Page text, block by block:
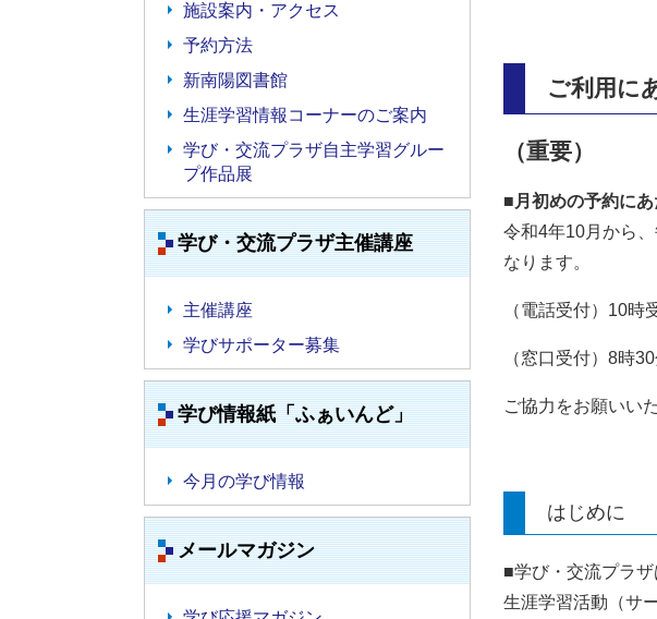
施設案内・アクセス
予約方法
新南陽図書館
生涯学習情報コーナーのご案内
学び・交流プラザ自主学習グルー
プ作品展
学び・交流プラザ主催講座
主催講座
学びサポーター募集
学び情報紙「ふぁいんど」
今月の学び情報
メールマガジン
ご利用に
（重要）
■月初めの予約に
令和4年10月から
なります。
（電話受付）10時
（窓口受付）8時
ご協力をお願いい
はじめに
■学び・交流プラ
生涯学習活動（サ